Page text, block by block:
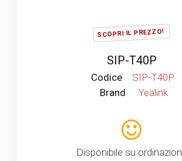
SCOPRI IL PREZZO!
SIP-T40P
Codice
SIP-T40P
Brand
Yealink
Disponibile su